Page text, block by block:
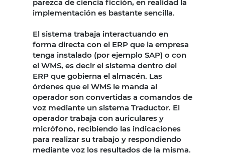
parezca de ciencia ficción, en realidad la
implementación es bastante sencilla.
El sistema trabaja interactuando en
forma directa con el ERP que la empresa
tenga instalado (por ejemplo SAP) o con
el WMS, es decir el sistema dentro del
ERP que gobierna el almacén. Las
órdenes que el WMS le manda al
operador son convertidas a comandos de
voz mediante un sistema Traductor. El
operador trabaja con auriculares y
micrófono, recibiendo las indicaciones
para realizar su trabajo y respondiendo
mediante voz los resultados de la misma.